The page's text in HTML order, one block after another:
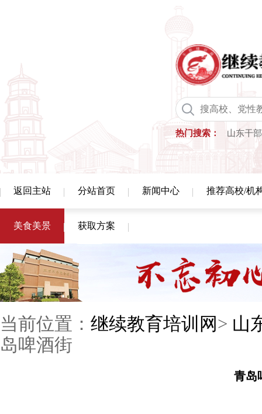
热门搜索： 山东干
返回主站 分站首页 新闻中心 推荐高校/机
美食美景 获取方案
当前位置： 继续教育培训网> 山
岛啤酒街
青岛